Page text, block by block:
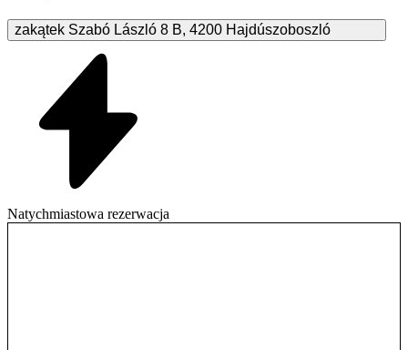
zakątek Szabó László 8 B, 4200 Hajdúszoboszló
Natychmiastowa rezerwacja